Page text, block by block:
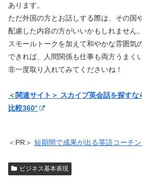
あります。
ただ外国の方とお話しする際は、その国
配慮した内容の方がいいかもしれません。
スモールトークを加えて和やかな雰囲気
できれば、人間関係も仕事も両方うまく
非一度取り入れてみてくださいね！
＜関連サイト＞ スカイプ英会話を探す
比較360°
＜PR＞ 短期間で成果が出る英語コーチン
ビジネス基本表現